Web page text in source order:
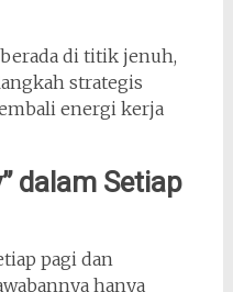
di titik jenuh,
strategis
energi kerja
dalam Setiap
pagi dan
hanya